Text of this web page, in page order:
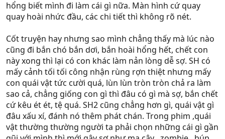
hổng biết mình đi làm cái gì nữa. Màn hình cứ quay
quay hoài nhức đầu, các chi tiết thì không rõ nét.
Cốt truyện hay nhưng sao mình chẳng thấy mà lúc nào
cũng đi bắn chó bắn dơi, bắn hoài hổng hết, chết con
này xong thì lại có con khác làm nản lòng dễ sợ. SH có
mấy cảnh tối tối công nhận rùng rợn thiệt nhưng mấy
con quái vật tức cười quá, lùn lùn tròn tròn chả ra làm
sao cả, chẳng giống con gì thì đâu có gì mà sợ, bắn chết
cứ kêu ét ét, tệ quá. SH2 cũng chẳng hơn gì, quái vật gì
đâu xấu xí, đánh nó thêm phát chán. Trong phim ,quái
vật thường thường người ta phải chọn những cái gì gần